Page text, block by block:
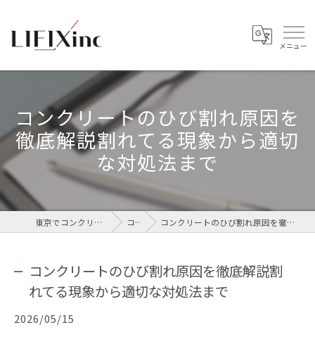
コンクリートのひび割れ原因を
徹底解説割れてる現象から適切
な対処法まで
東京でコンクリートなら株式会社LIFIX コラム コンクリートのひび割れ原因を徹底解説割れてる現象から適切な対処法まで
コンクリートのひび割れ原因を徹底解説割
れてる現象から適切な対処法まで
2026/05/15